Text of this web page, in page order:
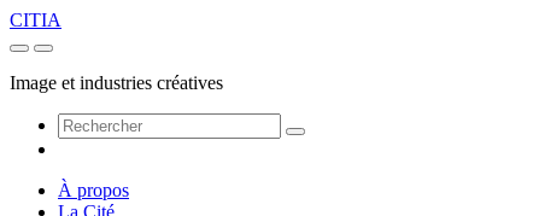
CITIA
Image et industries créatives
À propos
La Cité